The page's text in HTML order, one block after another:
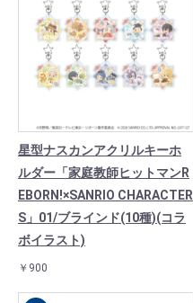
星型ナスカンアクリルキーホ
ルダー「家庭教師ヒットマンR
EBORN!×SANRIO CHARACTER
S」01/ブラインド(10種)(コラ
ボイラスト)
￥900